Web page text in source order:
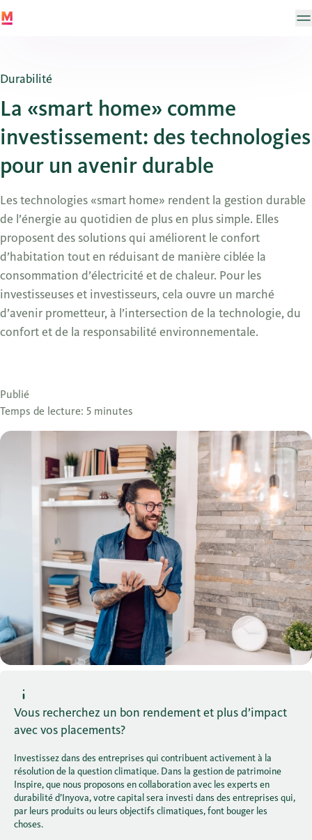
Durabilité
La «smart home» comme
investissement: des technologies
pour un avenir durable
Les technologies «smart home» rendent la gestion durable
de l’énergie au quotidien de plus en plus simple. Elles
proposent des solutions qui améliorent le confort
d’habitation tout en réduisant de manière ciblée la
consommation d’électricité et de chaleur. Pour les
investisseuses et investisseurs, cela ouvre un marché
d’avenir prometteur, à l’intersection de la technologie, du
confort et de la responsabilité environnementale.
Publié
Temps de lecture: 5 minutes
Vous recherchez un bon rendement et plus d’impact
avec vos placements?
Investissez dans des entreprises qui contribuent activement à la
résolution de la question climatique. Dans la gestion de patrimoine
Inspire, que nous proposons en collaboration avec les experts en
durabilité d’Inyova, votre capital sera investi dans des entreprises qui,
par leurs produits ou leurs objectifs climatiques, font bouger les
choses.